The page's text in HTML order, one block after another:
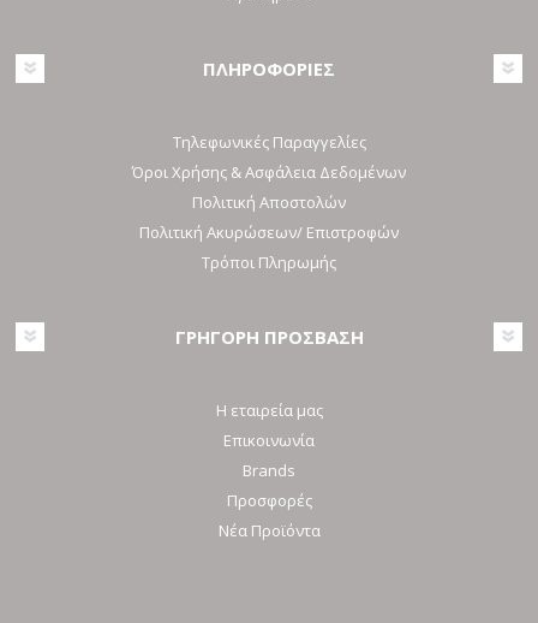
ΠΛΗΡΟΦΟΡΙΕΣ
Τηλεφωνικές Παραγγελίες
Όροι Χρήσης & Ασφάλεια Δεδομένων
Πολιτική Αποστολών
Πολιτική Ακυρώσεων/ Επιστροφών
Τρόποι Πληρωμής
ΓΡΗΓΟΡΗ ΠΡΟΣΒΑΣΗ
Η εταιρεία μας
Επικοινωνία
Brands
Προσφορές
Νέα Προϊόντα